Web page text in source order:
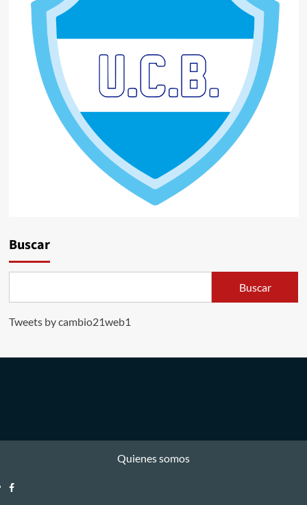
Buscar
Buscar
Tweets by cambio21web1
Quienes somos
Facebook